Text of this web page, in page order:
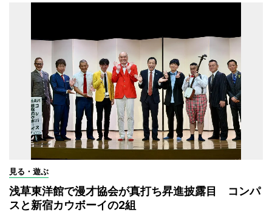
見る・遊ぶ
浅草東洋館で漫才協会が真打ち昇進披露目 コンパ
スと新宿カウボーイの2組